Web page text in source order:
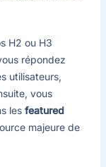
H2 ou H3
répondez
utilisateurs,
vous
les featured
majeure de